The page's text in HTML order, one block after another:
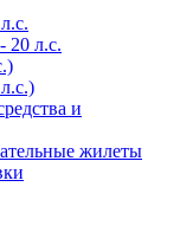
20 л.с.
и
жилеты